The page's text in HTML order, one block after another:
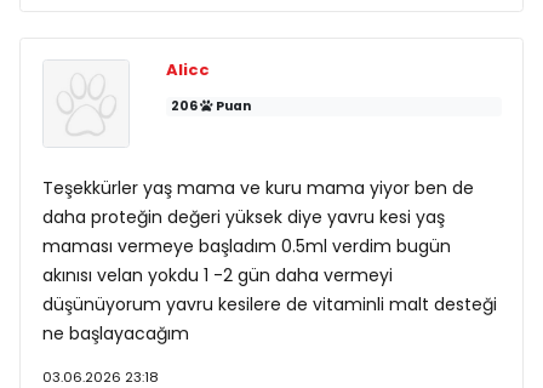
Alicc
206 Puan
Teşekkürler yaş mama ve kuru mama yiyor ben de
daha proteğin değeri yüksek diye yavru kesi yaş
maması vermeye başladım 0.5ml verdim bugün
akınısı velan yokdu 1 -2 gün daha vermeyi
düşünüyorum yavru kesilere de vitaminli malt desteği
ne başlayacağım
03.06.2026 23:18